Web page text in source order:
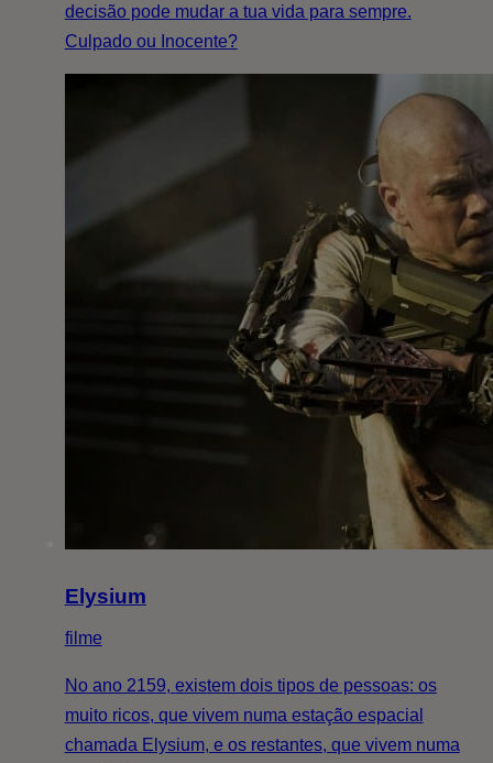
decisão pode mudar a tua vida para sempre.
Culpado ou Inocente?
Elysium
filme
No ano 2159, existem dois tipos de pessoas: os
muito ricos, que vivem numa estação espacial
chamada Elysium, e os restantes, que vivem numa